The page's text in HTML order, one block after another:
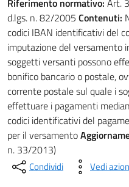
Riferimento normativo: Art.
d.lgs. n. 82/2005 Contenuti:
codici IBAN identificativi del
imputazione del versamento
soggetti versanti possono
bonifico bancario o postale,
corrente postale sul quale i
effettuare i pagamenti
codici identificativi del
per il versamento
n. 33/2013)
Condividi Vedi